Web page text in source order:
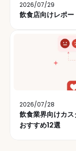
2026/07/29
飲食店向けレポ
2026/07/28
飲食業界向けカス
おすすめ12選